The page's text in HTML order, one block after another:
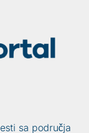
sa područja